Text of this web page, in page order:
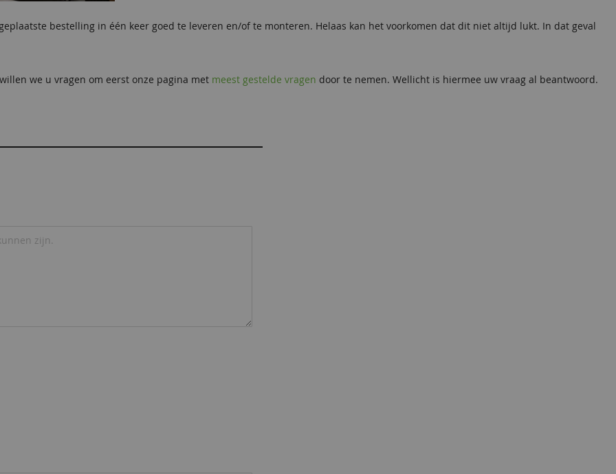
bestelling in één keer goed te leveren en/of te monteren. Helaas kan het voorkomen dat dit niet altijd lukt. In dat geval
we u vragen om eerst onze pagina met meest gestelde vragen door te nemen. Wellicht is hiermee uw vraag al beantwoord.